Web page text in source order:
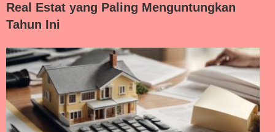
Real Estat yang Paling Menguntungkan
Tahun Ini